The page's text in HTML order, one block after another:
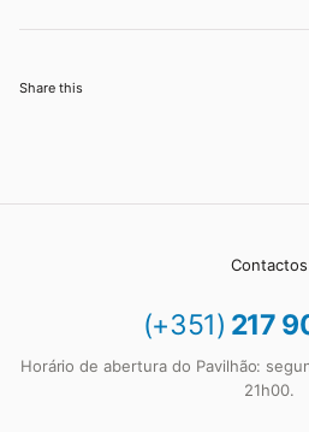
Share this
Contactos
(+351) 217
Horário de abertura do Pavilhão:
21h00.